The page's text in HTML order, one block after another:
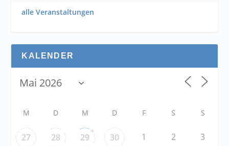
alle Veranstaltungen
KALENDER
M D M D F S S
27 28 29
+
30 1 2 3